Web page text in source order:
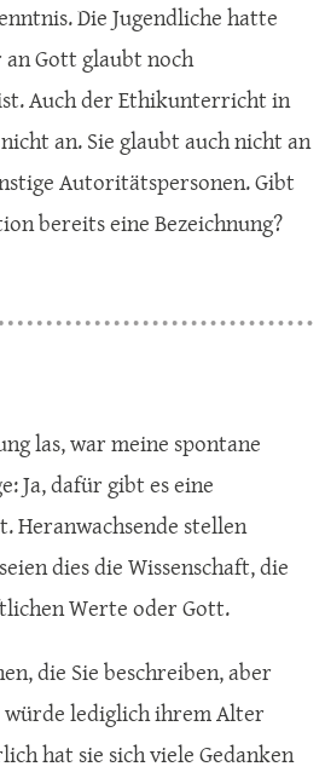
Die Jugendliche hatte
an Gott glaubt noch
Auch der Ethikunterricht in
an. Sie glaubt auch nicht an
Autoritätspersonen. Gibt
bereits eine Bezeichnung?
las, war meine spontane
Ja, dafür gibt es eine
Heranwachsende stellen
dies die Wissenschaft, die
Werte oder Gott.
die Sie beschreiben, aber
lediglich ihrem Alter
hat sie sich viele Gedanken